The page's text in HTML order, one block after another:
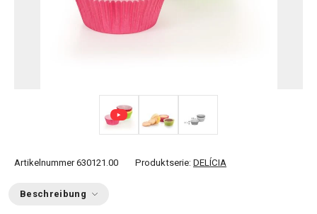
Artikelnummer 630121.00 Produktserie: DELÍCIA
Beschreibung